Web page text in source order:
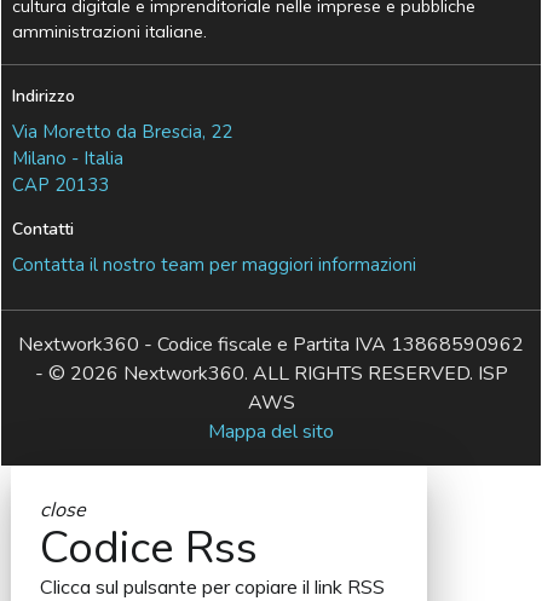
cultura digitale e imprenditoriale nelle imprese e pubbliche
amministrazioni italiane.
Indirizzo
Via Moretto da Brescia, 22
Milano - Italia
CAP 20133
Contatti
Contatta il nostro team per maggiori informazioni
Nextwork360 - Codice fiscale e Partita IVA 13868590962
- © 2026 Nextwork360. ALL RIGHTS RESERVED. ISP
AWS
Mappa del sito
close
Codice Rss
Clicca sul pulsante per copiare il link RSS